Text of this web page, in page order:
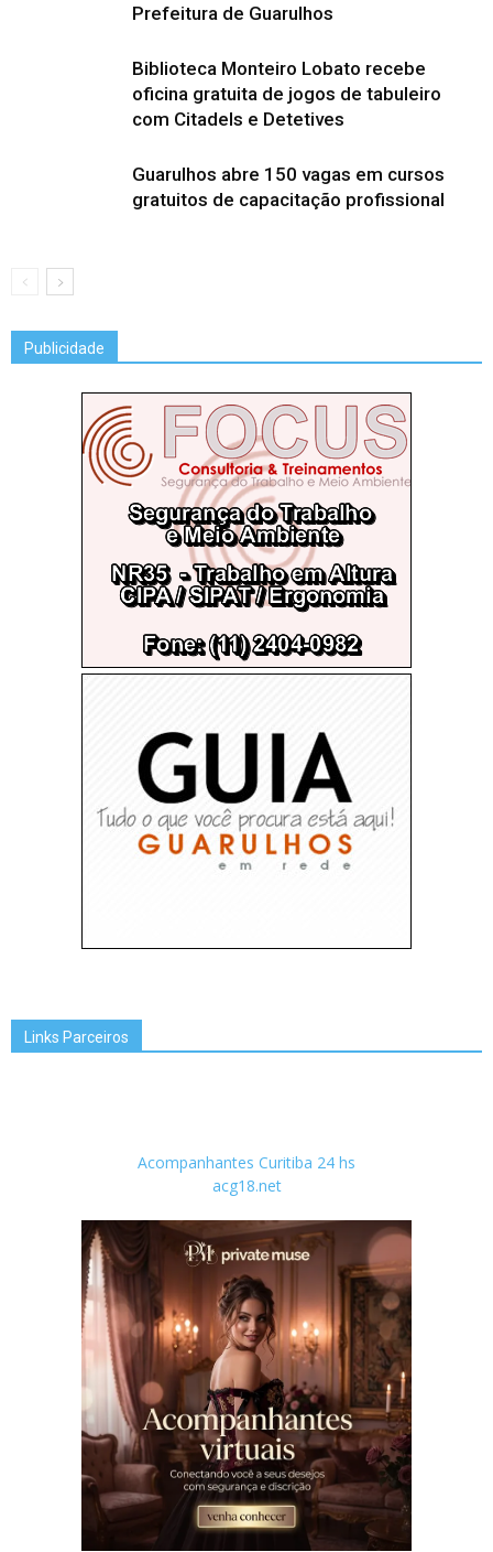
Prefeitura de Guarulhos
Biblioteca Monteiro Lobato recebe
oficina gratuita de jogos de tabuleiro
com Citadels e Detetives
Guarulhos abre 150 vagas em cursos
gratuitos de capacitação profissional
Publicidade
Links Parceiros
Acompanhantes Curitiba 24 hs
acg18.net